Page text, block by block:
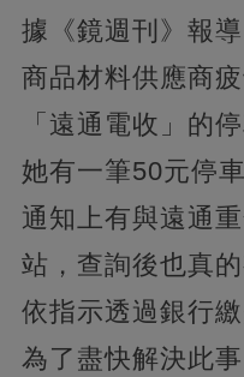
據《鏡週刊》報
商品材料供應商
「遠通電收」的
她有一筆50元停
通知上有與遠通
站，查詢後也真
依指示透過銀行
為了盡快解決此